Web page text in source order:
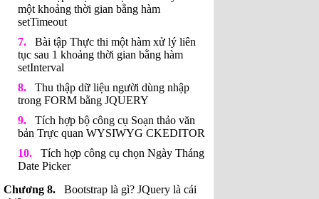
một khoảng thời gian bằng hàm
setTimeout
Bài tập Thực thi một hàm xử lý liên
tục sau 1 khoảng thời gian bằng hàm
setInterval
Thu thập dữ liệu người dùng nhập
trong FORM bằng JQUERY
Tích hợp bộ công cụ Soạn thảo văn
bản Trực quan WYSIWYG CKEDITOR
Tích hợp công cụ chọn Ngày Tháng
Date Picker
Bootstrap là gì? JQuery là cái